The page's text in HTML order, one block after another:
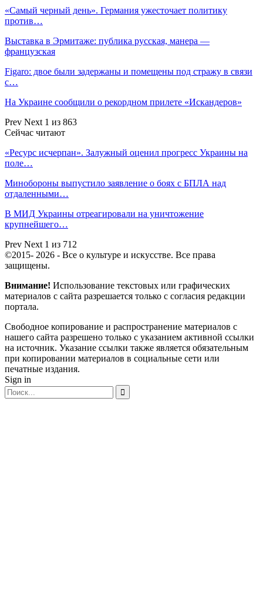
«Самый черный день». Германия ужесточает политику
против…
Выставка в Эрмитаже: публика русская, манера —
французская
Figaro: двое были задержаны и помещены под стражу в связи
с…
На Украине сообщили о рекордном прилете «Искандеров»
Prev Next 1 из 863
Сейчас читают
«Ресурс исчерпан». Залужный оценил прогресс Украины на
поле…
Минобороны выпустило заявление о боях с БПЛА над
отдаленными…
В МИД Украины отреагировали на уничтожение
крупнейшего…
Prev Next 1 из 712
©2015- 2026 - Все о культуре и искусстве. Все права
защищены.
Внимание! Использование текстовых или графических
материалов с сайта разрешается только c согласия редакции
портала.
Свободное копирование и распространение материалов с
нашего сайта разрешено только с указанием активной ссылки
на источник. Указание ссылки также является обязательным
при копировании материалов в социальные сети или
печатные издания.
Sign in